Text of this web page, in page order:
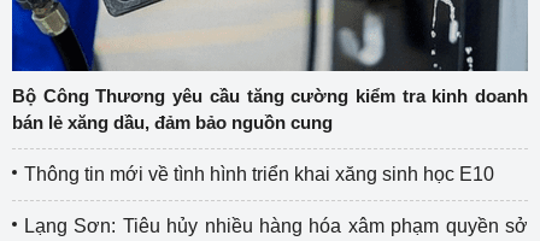
Bộ Công Thương yêu cầu tăng cường kiểm tra kinh doanh
bán lẻ xăng dầu, đảm bảo nguồn cung
Thông tin mới về tình hình triển khai xăng sinh học E10
Lạng Sơn: Tiêu hủy nhiều hàng hóa xâm phạm quyền sở